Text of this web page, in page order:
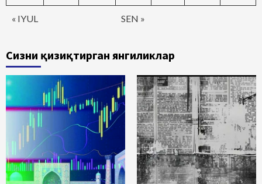
« IYUL SEN »
Сизни қизиқтирган янгиликлар